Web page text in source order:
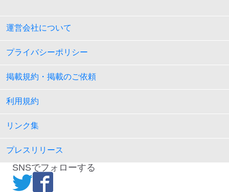
運営会社について
プライバシーポリシー
掲載規約・掲載のご依頼
利用規約
リンク集
プレスリリース
SNSでフォローする